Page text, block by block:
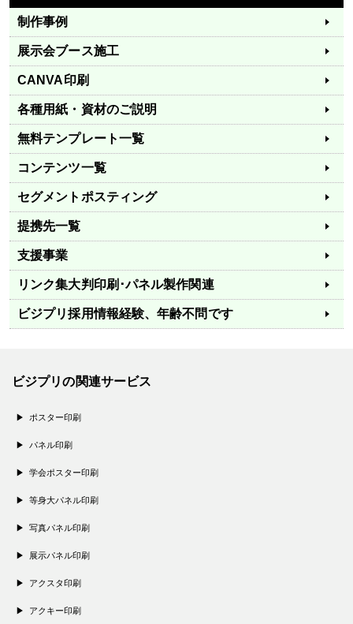
制作事例
展示会ブース施工
CANVA印刷
各種用紙・資材のご説明
無料テンプレート一覧
コンテンツ一覧
セグメントポスティング
提携先一覧
支援事業
リンク集大判印刷･パネル製作関連
ビジプリ採用情報経験、年齢不問です
ビジプリの関連サービス
ポスター印刷
パネル印刷
学会ポスター印刷
等身大パネル印刷
写真パネル印刷
展示パネル印刷
アクスタ印刷
アクキー印刷